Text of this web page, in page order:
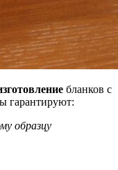
бланков с
гарантируют:
образцу